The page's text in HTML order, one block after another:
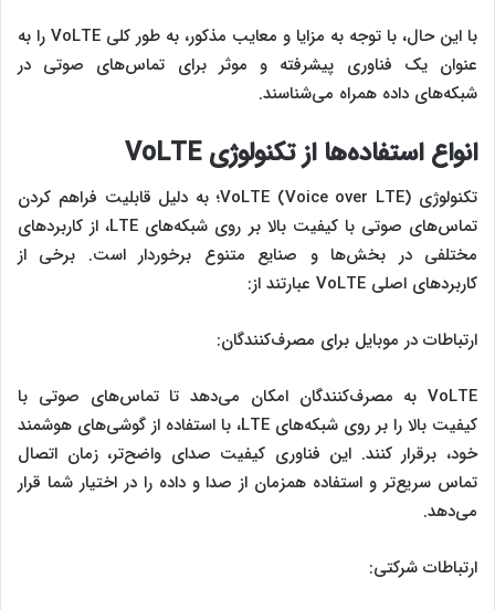
با این حال، با توجه به مزایا و معایب مذکور، به طور کلی VoLTE را به
عنوان یک فناوری پیشرفته و موثر برای تماس‌های صوتی در
شبکه‌های داده همراه می‌شناسند.
انواع استفاده‌ها از تکنولوژیVoLTE
تکنولوژی VoLTE (Voice over LTE)؛ به دلیل قابلیت فراهم کردن
تماس‌های صوتی با کیفیت بالا بر روی شبکه‌های LTE، از کاربردهای
مختلفی در بخش‌ها و صنایع متنوع برخوردار است. برخی از
کاربردهای اصلی VoLTE عبارتند از:
ارتباطات در موبایل برای مصرف‌کنندگان:
VoLTE به مصرف‌کنندگان امکان می‌دهد تا تماس‌های صوتی با
کیفیت بالا را بر روی شبکه‌های LTE، با استفاده از گوشی‌های هوشمند
خود، برقرار کنند. این فناوری کیفیت صدای واضح‌تر، زمان اتصال
تماس سریع‌تر و استفاده همزمان از صدا و داده را در اختیار شما قرار
می‌دهد.
ارتباطات شرکتی: